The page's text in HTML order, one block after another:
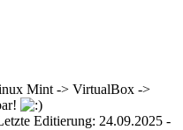
Mint -> VirtualBox ->
Editierung: 24.09.2025 -